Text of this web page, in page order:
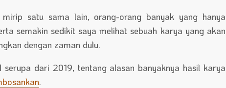
satu sama lain, orang-orang banyak yang hanya
semakin sedikit saya melihat sebuah karya yang akan
dengan zaman dulu.
serupa dari 2019, tentang alasan banyaknya hasil karya
.